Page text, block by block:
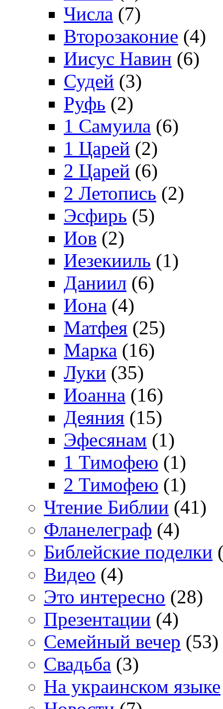
Числа (7)
Второзаконие (4)
Иисус Навин (6)
Судей (3)
Руфь (2)
1 Самуила (6)
1 Царей (2)
2 Царей (6)
2 Летопись (2)
Эсфирь (5)
Иов (2)
Иезекииль (1)
Даниил (6)
Иона (4)
Матфея (25)
Марка (16)
Луки (35)
Иоанна (16)
Деяния (15)
Эфесянам (1)
1 Тимофею (1)
2 Тимофею (1)
Чтение Библии (41)
Фланелеграф (4)
Библейские поделки
Видео (4)
Это интересно (28)
Презентации (4)
Семейный вечер (53)
Свадьба (3)
На украинском языке